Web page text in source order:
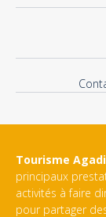
Tourisme
principaux
activités à faire
pour partager